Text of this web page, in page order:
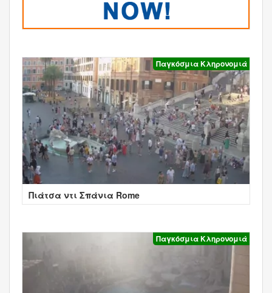
Παγκόσμια Κληρονομιά
Πιάτσα ντι Σπάνια Rome
Παγκόσμια Κληρονομιά